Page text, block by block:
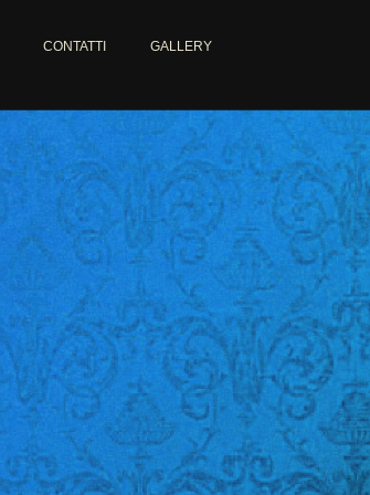
CONTATTI GALLERY